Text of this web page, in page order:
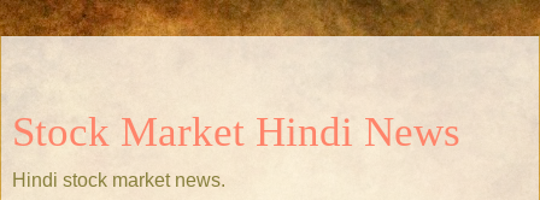
Stock Market Hindi News
Hindi stock market news.